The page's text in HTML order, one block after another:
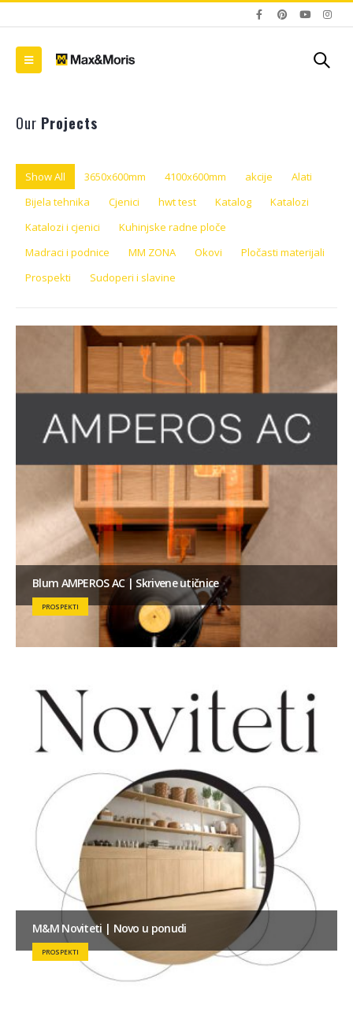
Our Projects
Show All 3650x600mm 4100x600mm akcije
Alati
Bijela tehnika
Cjenici hwt test Katalog
Katalozi
Katalozi i cjenici
Kuhinjske radne ploče
Madraci i podnice
MM ZONA Okovi
Pločasti materijali
Prospekti
Sudoperi i slavine
Blum AMPEROS AC | Skrivene utičnice
PROSPEKTI
M&M Noviteti | Novo u ponudi
PROSPEKTI